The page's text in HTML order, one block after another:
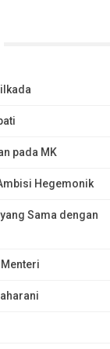
pada MK
Hegemonik
Sama dengan